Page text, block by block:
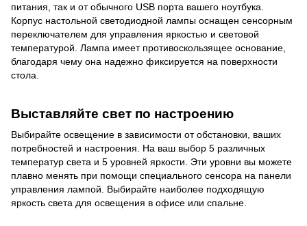
питания, так и от обычного USB порта вашего ноутбука.
Корпус настольной светодиодной лампы оснащен сенсорным
переключателем для управления яркостью и световой
температурой. Лампа имеет противоскользящее основание,
благодаря чему она надежно фиксируется на поверхности
стола.
Выставляйте свет по настроению
Выбирайте освещение в зависимости от обстановки, ваших
потребностей и настроения. На ваш выбор 5 различных
температур света и 5 уровней яркости. Эти уровни вы можете
плавно менять при помощи специального сенсора на панели
управления лампой. Выбирайте наиболее подходящую
яркость света для освещения в офисе или спальне.